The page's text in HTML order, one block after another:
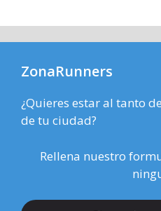
ZonaRunners
¿Quieres estar al tanto
de tu ciudad?
Rellena nuestro